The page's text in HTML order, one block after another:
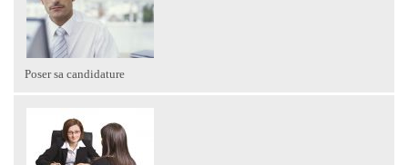
Poser sa candidature